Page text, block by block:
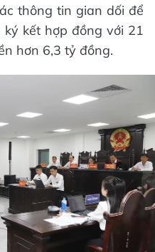
thông tin gian dối để
kết hợp đồng với 21
hơn 6,3 tỷ đồng.